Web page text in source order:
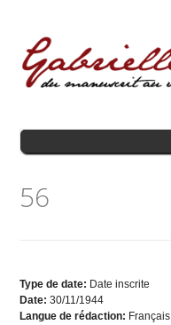
56
Type de date: Date inscrite
Date:30/11/1944
Langue de rédaction: Français